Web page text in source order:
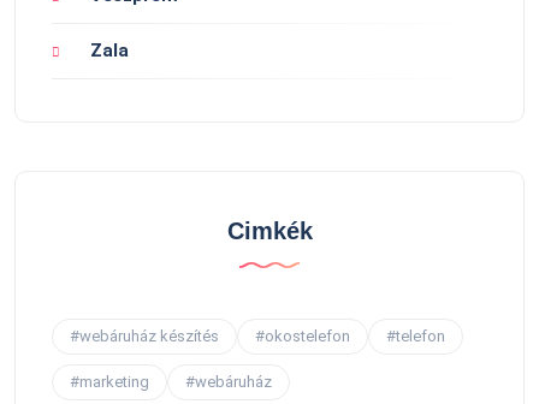
Zala
Cimkék
#webáruház készítés #okostelefon #telefon
#marketing #webáruház